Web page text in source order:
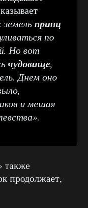
принц
по
Но вот
чудовище,
Днем оно
и мешая
также
продолжает,